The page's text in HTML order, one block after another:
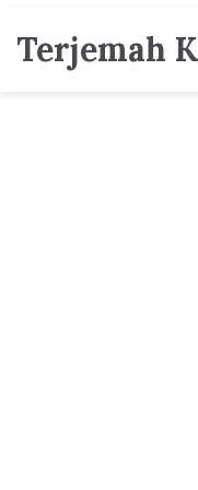
Terjemah